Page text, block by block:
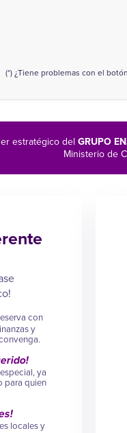
(*) ¿Tiene problemas con el
estratégico del GRUPO
Ministerio de
con
y
ya
para quien
locales y